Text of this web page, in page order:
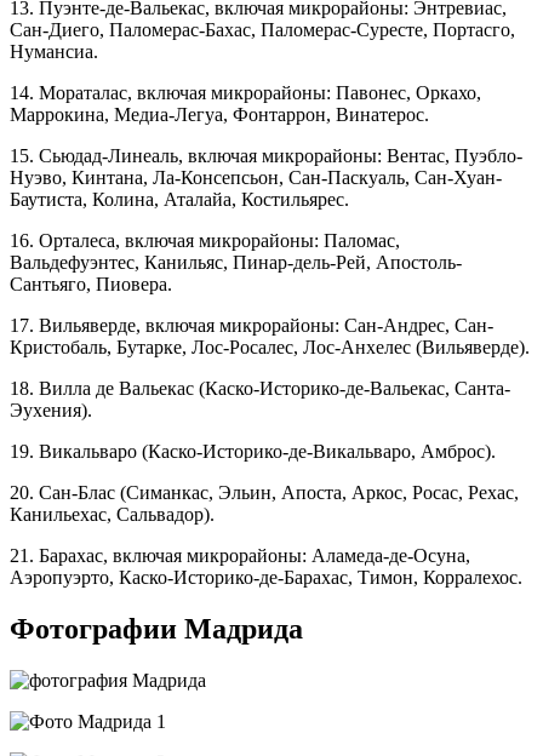
13. Пуэнте-де-Вальекас, включая микрорайоны: Энтревиас,
Сан-Диего, Паломерас-Бахас, Паломерас-Суресте, Портасго,
Нумансиа.
14. Мораталас, включая микрорайоны: Павонес, Оркахо,
Маррокина, Медиа-Легуа, Фонтаррон, Винатерос.
15. Сьюдад-Линеаль, включая микрорайоны: Вентас, Пуэбло-
Нуэво, Кинтана, Ла-Консепсьон, Сан-Паскуаль, Сан-Хуан-
Баутиста, Колина, Аталайа, Костильярес.
16. Орталеса, включая микрорайоны: Паломас,
Вальдефуэнтес, Канильяс, Пинар-дель-Рей, Апостоль-
Сантьяго, Пиовера.
17. Вильяверде, включая микрорайоны: Сан-Андрес, Сан-
Кристобаль, Бутарке, Лос-Росалес, Лос-Анхелес (Вильяверде).
18. Вилла де Вальекас (Каско-Историко-де-Вальекас, Санта-
Эухения).
19. Викальваро (Каско-Историко-де-Викальваро, Амброс).
20. Сан-Блас (Симанкас, Эльин, Апоста, Аркос, Росас, Рехас,
Канильехас, Сальвадор).
21. Барахас, включая микрорайоны: Аламеда-де-Осуна,
Аэропуэрто, Каско-Историко-де-Барахас, Тимон, Корралехос.
Фотографии Мадрида